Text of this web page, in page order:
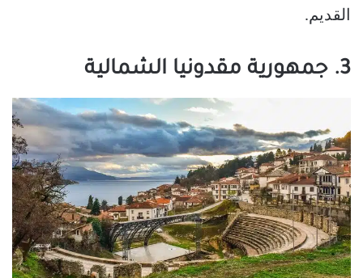
القديم.
3. جمهورية مقدونيا الشمالية